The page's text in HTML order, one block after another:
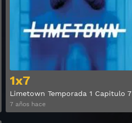
1x7
Limetown Temporada 1 Capitulo 7
7 años hace